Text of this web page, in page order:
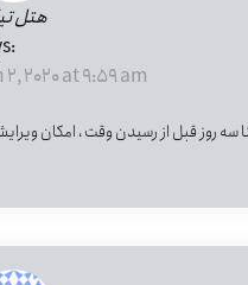
هتل
2020 at 9:59 am
سه روز قبل از رسیدن وقت ، امکان